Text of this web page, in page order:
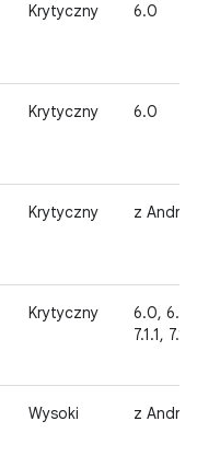
Krytyczny 6.0
Krytyczny 6.0
Krytyczny z
Krytyczny
6.0,
7.1.1,
Wysoki z